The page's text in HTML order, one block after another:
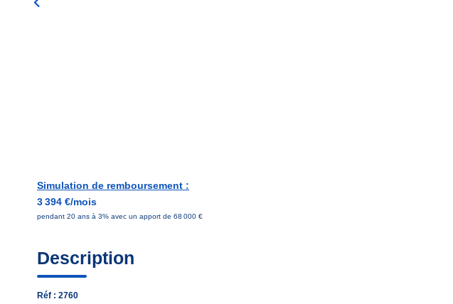
Simulation de remboursement :
3 394 €/mois
pendant 20 ans à 3% avec un apport de 68 000 €
Description
Réf : 2760